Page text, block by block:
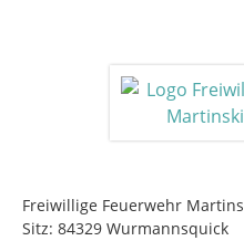
Freiwillige Feuerwehr
Sitz: 84329 Wurmannsquick